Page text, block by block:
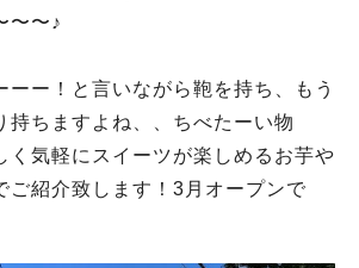
〜〜♪
ーー！と言いながら鞄を持ち、もう
持ちますよね、、ちべたーい物
く気軽にスイーツが楽しめるお芋や
ご紹介致します！3月オープンで